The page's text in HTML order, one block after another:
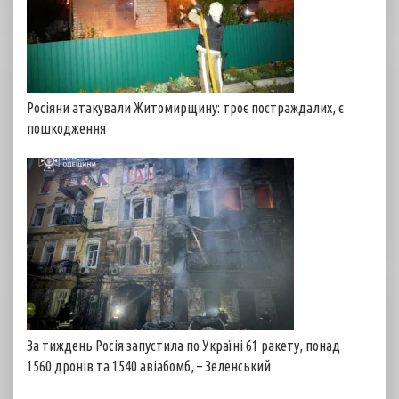
Росіяни атакували Житомирщину: троє постраждалих, є
пошкодження
За тиждень Росія запустила по Україні 61 ракету, понад
1560 дронів та 1540 авіабомб, – Зеленський